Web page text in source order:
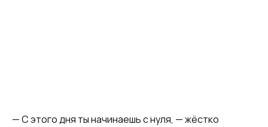
— С этого дня ты начинаешь с нуля, — жёстко